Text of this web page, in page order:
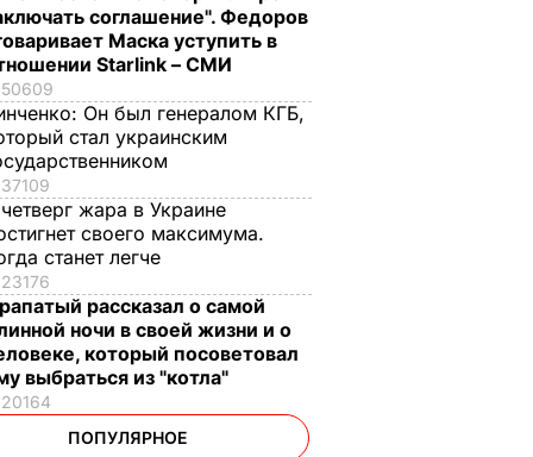
соглашение". Федоров
Маска уступить в
Starlink – СМИ
50609
Он был генералом КГБ,
стал украинским
37109
жара в Украине
своего максимума.
станет легче
23176
рассказал о самой
ночи в своей жизни и о
который посоветовал
выбраться из "котла"
20164
ПОПУЛЯРНОЕ